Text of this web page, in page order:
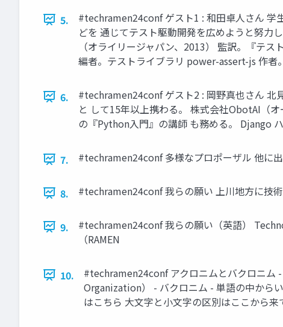
5.
#techramen24conf ゲスト1 : 和田卓人さん 学
どを 通じてテスト駆動開発を広めようと努力
（オライリージャパン、2013） 監訳。『テ
編者。テストライブラリ power-assert-js 作者
6.
#techramen24conf ゲスト2 : 岡野真也さん 北
と して15年以上携わる。 株式会社ObotAI（
の『Python入門』の講師 も務める。 Django
7. #techramen24conf 多様なプロポーザル 他に
8. #techramen24conf 我らの願い 上川地方に技
9.
#techramen24conf 我らの願い（英語）
（RAMEN
10.
#techramen24conf アクロニムとバクロニム
Organization） - バクロニム - 単語の中から
はこちら 大文字と小文字の区別はここから来